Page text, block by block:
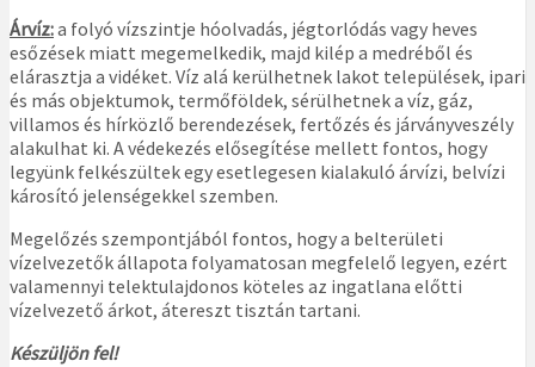
Árvíz:a folyó vízszintje hóolvadás, jégtorlódás vagy heves
esőzések miatt megemelkedik, majd kilép a medréből és
elárasztja a vidéket. Víz alá kerülhetnek lakot települések, ipari
és más objektumok, termőföldek, sérülhetnek a víz, gáz,
villamos és hírközlő berendezések, fertőzés és járványveszély
alakulhat ki. A védekezés elősegítése mellett fontos, hogy
legyünk felkészültek egy esetlegesen kialakuló árvízi, belvízi
károsító jelenségekkel szemben.
Megelőzés szempontjából fontos, hogy a belterületi
vízelvezetők állapota folyamatosan megfelelő legyen, ezért
valamennyi telektulajdonos köteles az ingatlana előtti
vízelvezető árkot, átereszt tisztán tartani.
Készüljön fel!